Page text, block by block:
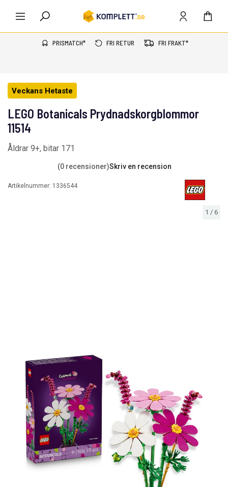
PRISMATCH* FRI RETUR FRI FRAKT*
1 / 6
Veckans Hetaste
LEGO Botanicals Prydnadskorgblommor
11514
Åldrar 9+, bitar 171
(0 recensioner)Skriv en recension
Artikelnummer: 1336544